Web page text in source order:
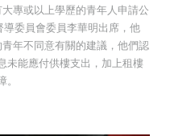
專或以上學歷的青年人申請公
委員會委員李華明出席，他
年不同意有關的建議，他們認
未能應付供樓支出，加上租樓